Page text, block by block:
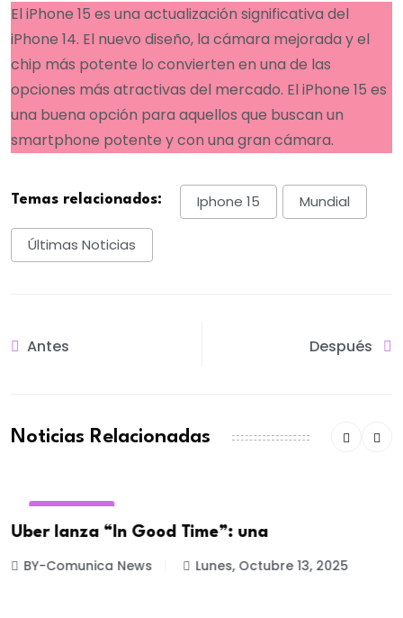
El iPhone 15 es una actualización significativa del
iPhone 14. El nuevo diseño, la cámara mejorada y el
chip más potente lo convierten en una de las
opciones más atractivas del mercado. El iPhone 15 es
una buena opción para aquellos que buscan un
smartphone potente y con una gran cámara.
Temas relacionados: Iphone 15 Mundial
Últimas Noticias
Antes Después
Noticias Relacionadas
Uber lanza “In Good Time”: una
BY-Comunica News Lunes, Octubre 13, 2025